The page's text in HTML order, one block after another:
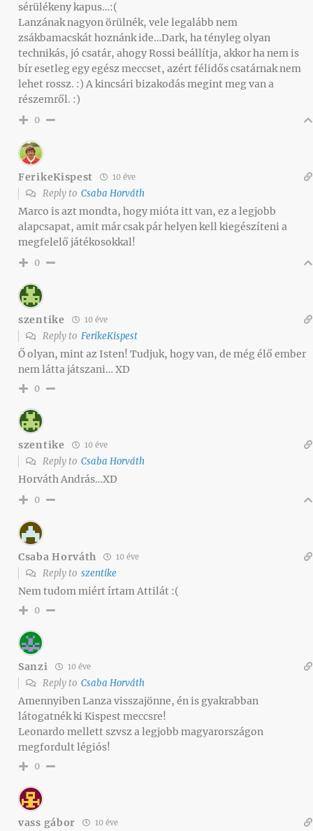
sérülékeny kapus…:(
Lanzának nagyon örülnék, vele legalább nem
zsákbamacskát hoznánk ide…Dark, ha tényleg olyan
technikás, jó csatár, ahogy Rossi beállítja, akkor ha nem is
bír esetleg egy egész meccset, azért félidős csatárnak nem
lehet rossz. :) A kincsári bizakodás megint meg van a
részemről. :)
0
FerikeKispest 10 éve
Reply to Csaba Horváth
Marco is azt mondta, hogy mióta itt van, ez a legjobb
alapcsapat, amit már csak pár helyen kell kiegészíteni a
megfelelő játékosokkal!
0
szentike 10 éve
Reply to FerikeKispest
Ő olyan, mint az Isten! Tudjuk, hogy van, de még élő ember
nem látta játszani… XD
0
szentike 10 éve
Reply to Csaba Horváth
Horváth András…XD
0
Csaba Horváth 10 éve
Reply to szentike
Nem tudom miért írtam Attilát :(
0
Sanzi 10 éve
Reply to Csaba Horváth
Amennyiben Lanza visszajönne, én is gyakrabban
látogatnék ki Kispest meccsre!
Leonardo mellett szvsz a legjobb magyarországon
megfordult légiós!
0
vass gábor 10 éve